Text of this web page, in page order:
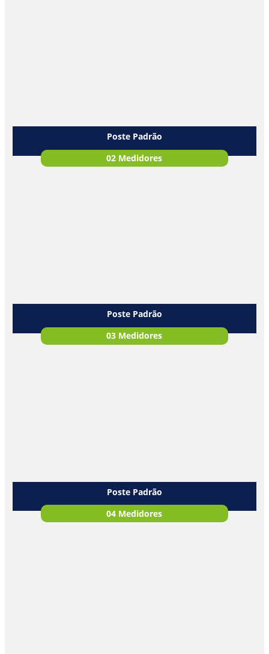
Poste Padrão
02 Medidores
Poste Padrão
03 Medidores
Poste Padrão
04 Medidores